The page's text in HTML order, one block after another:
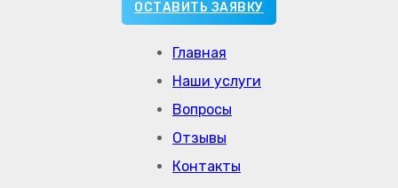
Главная
Наши услуги
Вопросы
Отзывы
Контакты
ОСТАВИТЬ ЗАЯВКУ